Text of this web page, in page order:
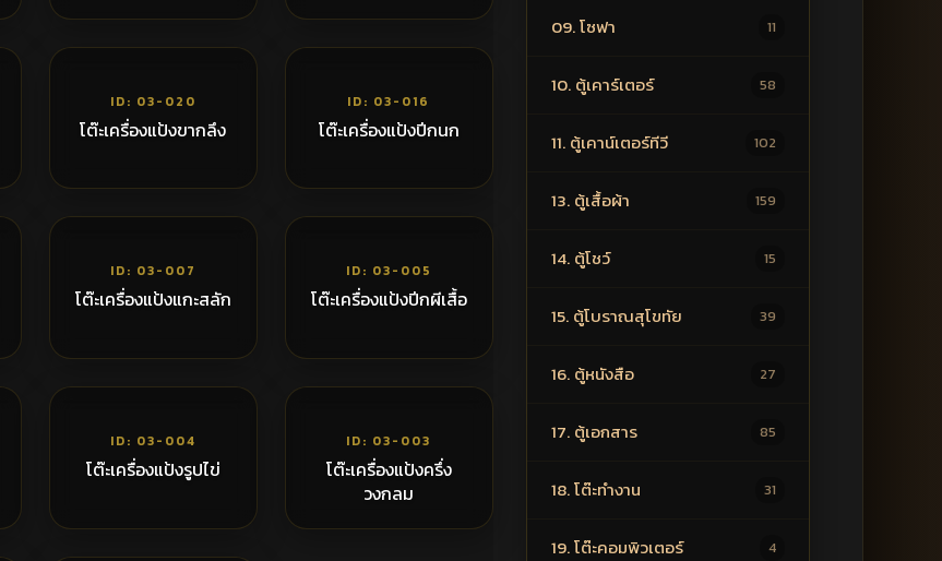
ID: 03-020
โต๊ะเครื่องแป้งขากลึง
ID: 03-016
โต๊ะเครื่องแป้งปีกนก
ID: 03-007
โต๊ะเครื่องแป้งแกะสลัก
ID: 03-005
โต๊ะเครื่องแป้งปีกผีเสื้อ
ID: 03-004
โต๊ะเครื่องแป้งรูปไข่
ID: 03-003
โต๊ะเครื่องแป้งครึ่ง
วงกลม
09. โซฟา 11
10. ตู้เคาร์เตอร์ 58
11. ตู้เคาน์เตอร์ทีวี 102
13. ตู้เสื้อผ้า 159
14. ตู้โชว์ 15
15. ตู้โบราณสุโขทัย 39
16. ตู้หนังสือ 27
17. ตู้เอกสาร 85
18. โต๊ะทำงาน 31
19. โต๊ะคอมพิวเตอร์ 4